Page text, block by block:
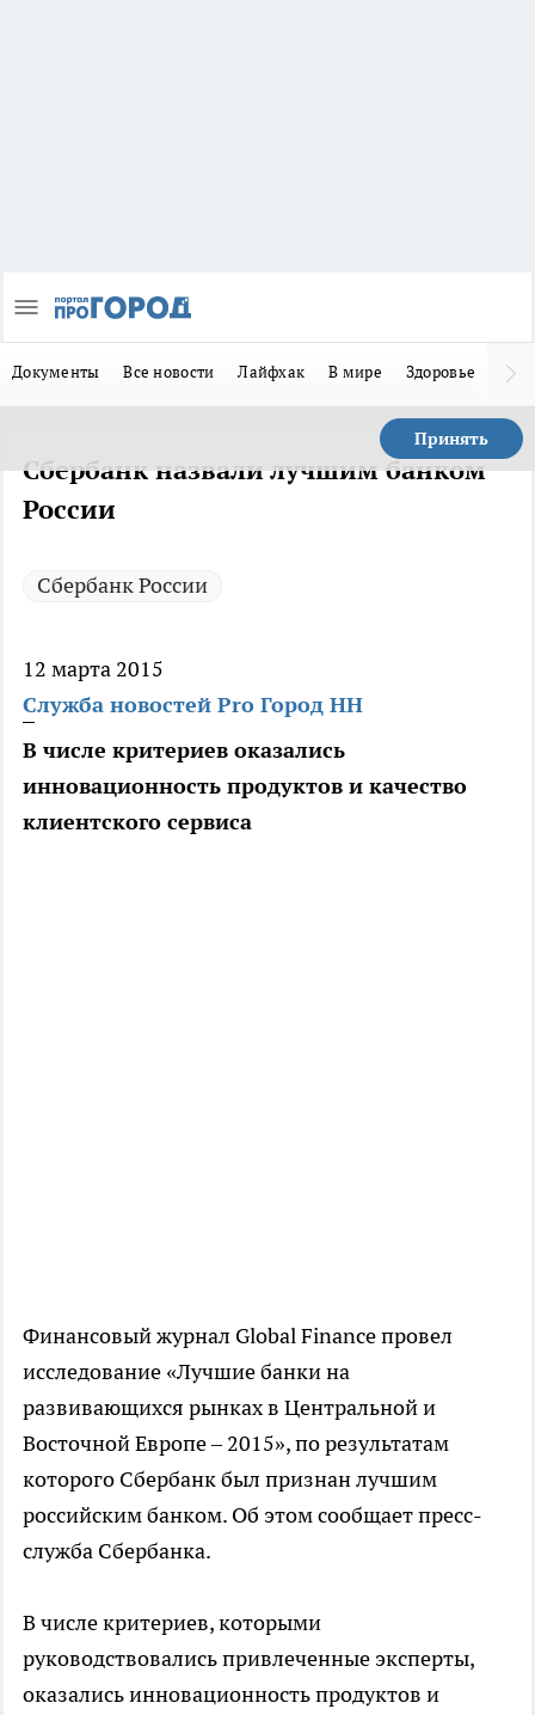
Документы Все новости Лайфхак В мире Здоровье
Принять
Сбербанк назвали лучшим банком
России
Сбербанк России
12 марта 2015
Служба новостей Pro Город НН
В числе критериев оказались
инновационность продуктов и качество
клиентского сервиса
Финансовый журнал Global Finance провел
исследование «Лучшие банки на
развивающихся рынках в Центральной и
Восточной Европе – 2015», по результатам
которого Сбербанк был признан лучшим
российским банком. Об этом сообщает пресс-
служба Сбербанка.
В числе критериев, которыми
руководствовались привлеченные эксперты,
оказались инновационность продуктов и